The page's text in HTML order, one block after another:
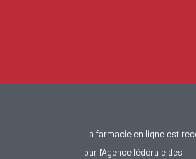
La farmacie en ligne est
par l'Agence fédérale des